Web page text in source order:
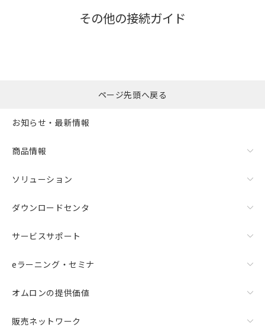
その他の接続ガイド
ページ先頭へ戻る
お知らせ・最新情報
商品情報
ソリューション
ダウンロードセンタ
サービスサポート
eラーニング・セミナ
オムロンの提供価値
販売ネットワーク